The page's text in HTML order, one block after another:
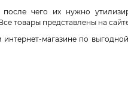
чего их нужно
товары представлены на
магазине по